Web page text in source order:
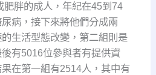
肥胖的成人，年紀在45到74
病，接下來將他們分成兩
生活型態改變，第二組則是
有5016位參與者有提供資
在第一組有2514人，其中有